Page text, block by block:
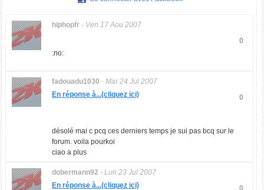
hiphopfr- Ven 17 Aou 2007
0
:no:
fadouadu1030 - Mar 24 Jul 2007
0
En réponse à...(cliquez ici)
désolé mai c pcq ces derniers temps je sui pas bcq sur le
forum. voila pourkoi
ciao a plus
dobermann92 - Lun 23 Jul 2007
0
En réponse à...(cliquez ici)